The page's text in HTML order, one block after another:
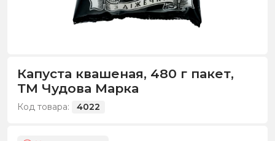
Капуста квашеная, 480 г пакет,
ТМ Чудова Марка
Код товара: 4022